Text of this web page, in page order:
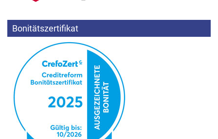
Bonitätszertifikat